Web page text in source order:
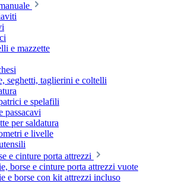
e mazzette
seghetti, taglierini e coltelli
e spelafili
passacavi
per saldatura
e livelle
e cinture porta attrezzi
borse e cinture porta attrezzi vuote
e borse con kit attrezzi incluso